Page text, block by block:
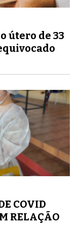
útero de 33
COVID
RELAÇÃO